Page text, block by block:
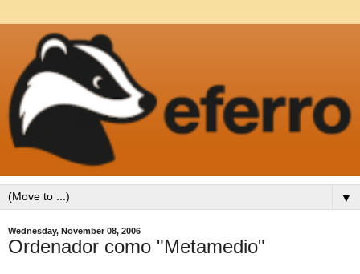
▼
Wednesday, November 08, 2006
Ordenador como "Metamedio"